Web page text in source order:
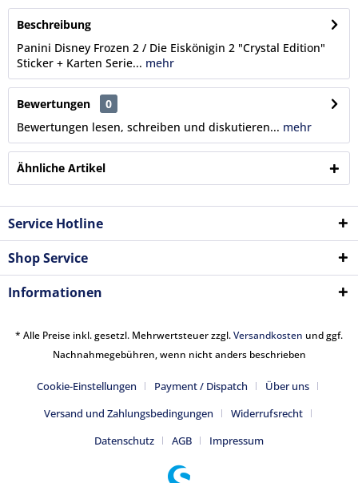
Beschreibung
Panini Disney Frozen 2 / Die Eiskönigin 2 "Crystal Edition"
Sticker + Karten Serie... mehr
Bewertungen
0
Bewertungen lesen, schreiben und diskutieren... mehr
Ähnliche Artikel
Service Hotline
Shop Service
Informationen
* Alle Preise inkl. gesetzl. Mehrwertsteuer zzgl.Versandkosten und ggf.
Nachnahmegebühren, wenn nicht anders beschrieben
Cookie-Einstellungen Payment / Dispatch
Über uns
Versand und Zahlungsbedingungen
Widerrufsrecht
Datenschutz
AGB Impressum